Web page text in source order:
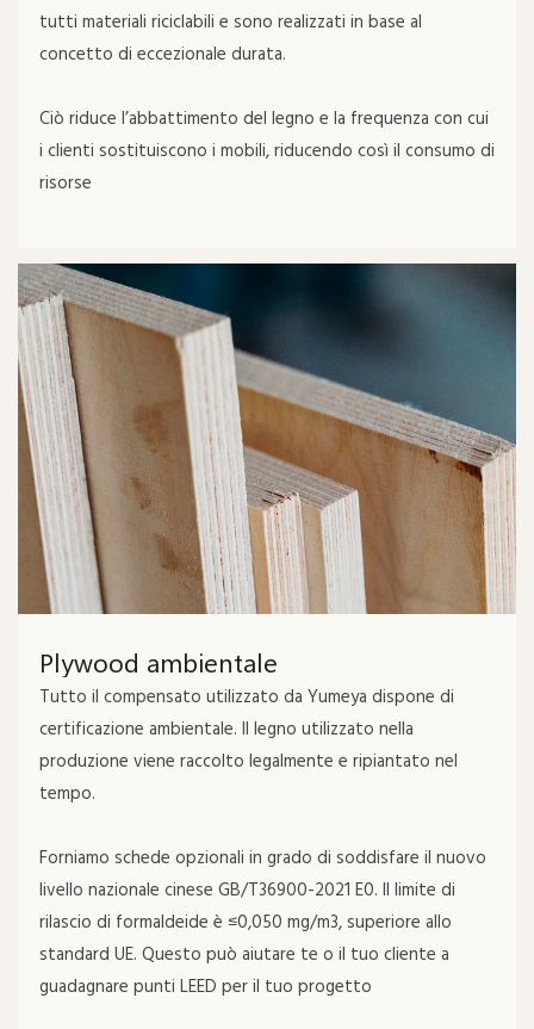
tutti materiali riciclabili e sono realizzati in base al
concetto di eccezionale durata.
Ciò riduce l’abbattimento del legno e la frequenza con cui
i clienti sostituiscono i mobili, riducendo così il consumo di
risorse
Plywood ambientale
Tutto il compensato utilizzato da Yumeya dispone di
certificazione ambientale. Il legno utilizzato nella
produzione viene raccolto legalmente e ripiantato nel
tempo.
Forniamo schede opzionali in grado di soddisfare il nuovo
livello nazionale cinese GB/T36900-2021 E0. Il limite di
rilascio di formaldeide è ≤0,050 mg/m3, superiore allo
standard UE. Questo può aiutare te o il tuo cliente a
guadagnare punti LEED per il tuo progetto